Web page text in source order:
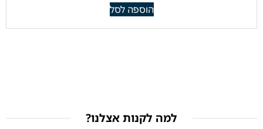
הוספה לסל
למה לקנות אצלנו?